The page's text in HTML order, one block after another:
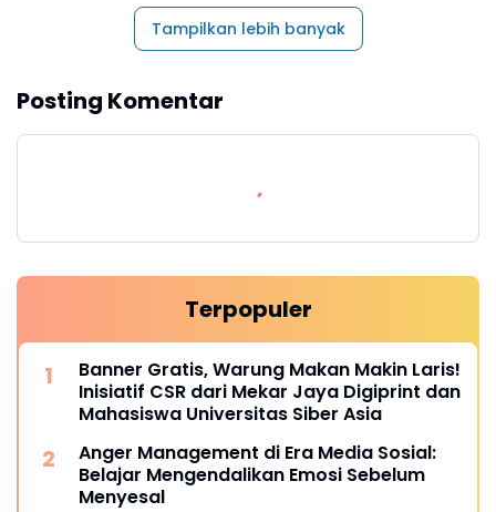
Tampilkan lebih banyak
Posting Komentar
Terpopuler
Banner Gratis, Warung Makan Makin Laris!
Inisiatif CSR dari Mekar Jaya Digiprint dan
Mahasiswa Universitas Siber Asia
Anger Management di Era Media Sosial:
Belajar Mengendalikan Emosi Sebelum
Menyesal